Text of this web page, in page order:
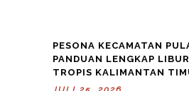
PESONA KECAMATAN
PANDUAN LENGKAP
TROPIS KALIMANTAN